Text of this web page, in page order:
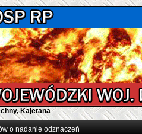
Kajetana
o nadanie odznaczeń